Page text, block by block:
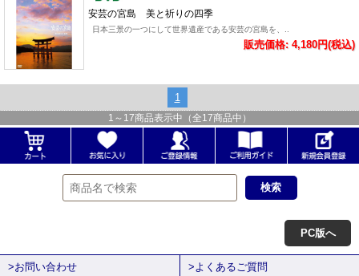
安芸の宮島 美と祈りの四季
日本三景の一つにして世界遺産である安芸の宮島を、..
販売価格: 4,180円(税込)
1
1 ～ 17商品表示中（全17商品中）
PC版へ
>お問い合わせ >よくあるご質問